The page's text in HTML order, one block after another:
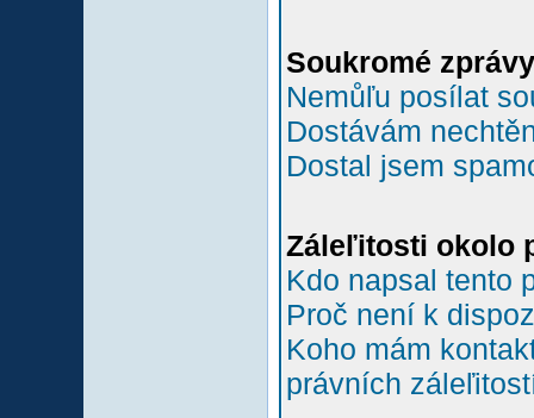
Soukromé zprávy
Nemůľu posílat
Dostávám
Dostal jsem
Záleľitosti okolo
Kdo napsal tento
Proč není k
Koho mám
právních